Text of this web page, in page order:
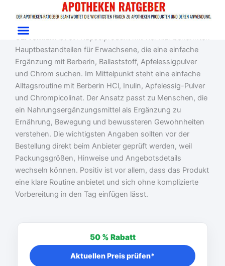
Inhalt
springen
Gewichtsmanagement / GLPremium
GLPremium Test: Vier-Zutaten-Formel für Balance
GLPremium ist ein Kapselprodukt mit vier klar benannten
Hauptbestandteilen für Erwachsene, die eine einfache
Ergänzung mit Berberin, Ballaststoff, Apfelessigpulver
und Chrom suchen. Im Mittelpunkt steht eine einfache
Alltagsroutine mit Berberin HCl, Inulin, Apfelessig-Pulver
und Chrompicolinat. Der Ansatz passt zu Menschen, die
ein Nahrungsergänzungsmittel als Ergänzung zu
Ernährung, Bewegung und bewussteren Gewohnheiten
verstehen. Die wichtigsten Angaben sollten vor der
Bestellung direkt beim Anbieter geprüft werden, weil
Packungsgrößen, Hinweise und Angebotsdetails
wechseln können. Positiv ist vor allem, dass das Produkt
eine klare Routine anbietet und sich ohne komplizierte
Vorbereitung in den Tag einfügen lässt.
50 % Rabatt
war:
79,95 €
39,95 €.
Aktuellen Preis prüfen*